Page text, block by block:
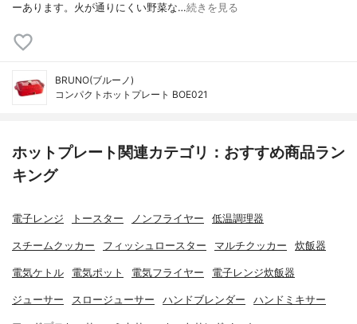
ーあります。火が通りにくい野菜な…続きを見る
BRUNO(ブルーノ)
コンパクトホットプレート BOE021
ホットプレート関連カテゴリ：おすすめ商品ラン
キング
電子レンジ トースター ノンフライヤー 低温調理器
スチームクッカー フィッシュロースター マルチクッカー 炊飯器
電気ケトル 電気ポット 電気フライヤー 電子レンジ炊飯器
ジューサー スロージューサー ハンドブレンダー ハンドミキサー